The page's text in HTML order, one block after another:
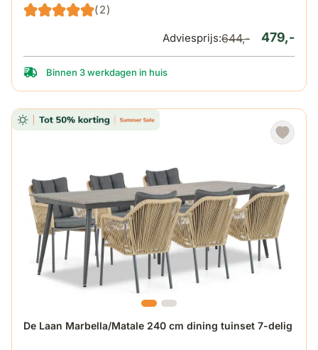
(2)
479,-
Adviesprijs:644,-
Binnen 3 werkdagen in huis
De Laan Marbella/Matale 240 cm dining tuinset 7-delig
De prijs is afhankelijk van de gekozen opties op de